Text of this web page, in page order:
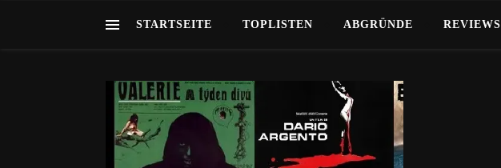
STARTSEITE TOPLISTEN ABGRÜNDE REVIEWS